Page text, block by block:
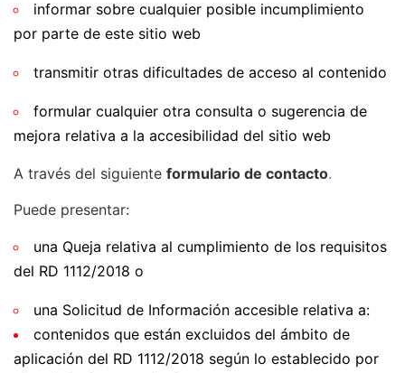
informar sobre cualquier posible incumplimiento
por parte de este sitio web
transmitir otras dificultades de acceso al contenido
formular cualquier otra consulta o sugerencia de
mejora relativa a la accesibilidad del sitio web
A través del siguiente formulario de contacto.
Puede presentar:
una Queja relativa al cumplimiento de los requisitos
del RD 1112/2018 o
una Solicitud de Información accesible relativa a:
contenidos que están excluidos del ámbito de
aplicación del RD 1112/2018 según lo establecido por